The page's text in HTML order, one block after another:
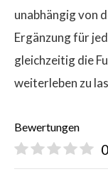
unabhängig von
Ergänzung für
gleichzeitig die
weiterleben zu
Bewertungen
0